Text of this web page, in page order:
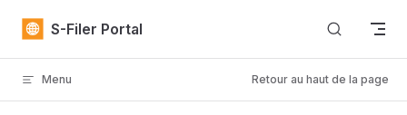
Skip to content
S-Filer Portal
Menu Retour au haut de la page